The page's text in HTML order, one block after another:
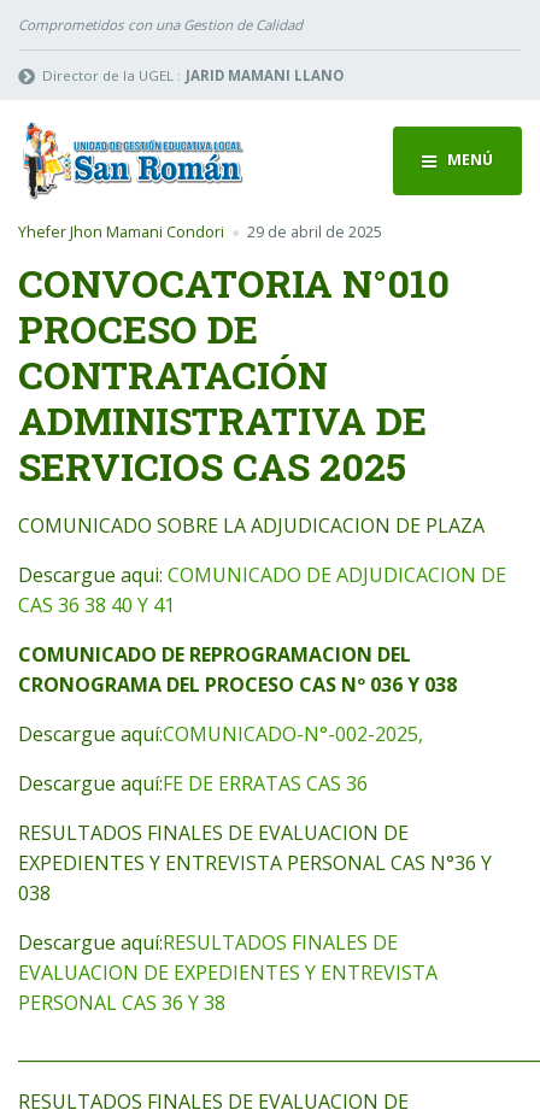
Comprometidos con una Gestion de Calidad
Director de la UGEL : JARID MAMANI LLANO
MENÚ
Yhefer Jhon Mamani Condori 29 de abril de 2025
CONVOCATORIA N°010
PROCESO DE
CONTRATACIÓN
ADMINISTRATIVA DE
SERVICIOS CAS 2025
COMUNICADO SOBRE LA ADJUDICACION DE PLAZA
Descargue aqui: COMUNICADO DE ADJUDICACION DE
CAS 36 38 40 Y 41
COMUNICADO DE REPROGRAMACION DEL
CRONOGRAMA DEL PROCESO CAS Nº 036 Y 038
Descargue aquí:COMUNICADO-N°-002-2025,
Descargue aquí:FE DE ERRATAS CAS 36
RESULTADOS FINALES DE EVALUACION DE
EXPEDIENTES Y ENTREVISTA PERSONAL CAS N°36 Y
038
Descargue aquí:RESULTADOS FINALES DE
EVALUACION DE EXPEDIENTES Y ENTREVISTA
PERSONAL CAS 36 Y 38
RESULTADOS FINALES DE EVALUACION DE